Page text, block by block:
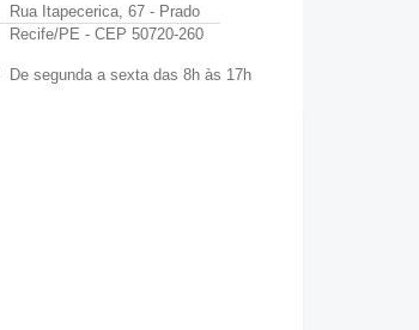
Rua Itapecerica, 67 - Prado
Recife/PE - CEP 50720-260
De segunda a sexta das 8h às 17h